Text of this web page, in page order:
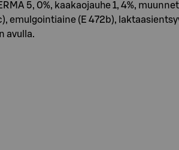
5, 0%, kaakaojauhe 1, 4%,
emulgointiaine (E 472b),
avulla.